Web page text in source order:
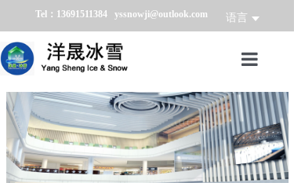
Tel：13691511384 yssnowji@outlook.com 语言
首页
冰雪产品
冰雪业务